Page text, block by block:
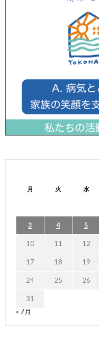
月 火 水
3 4 5
10 11 12
17 18 19
24 25 26
31
« 7月